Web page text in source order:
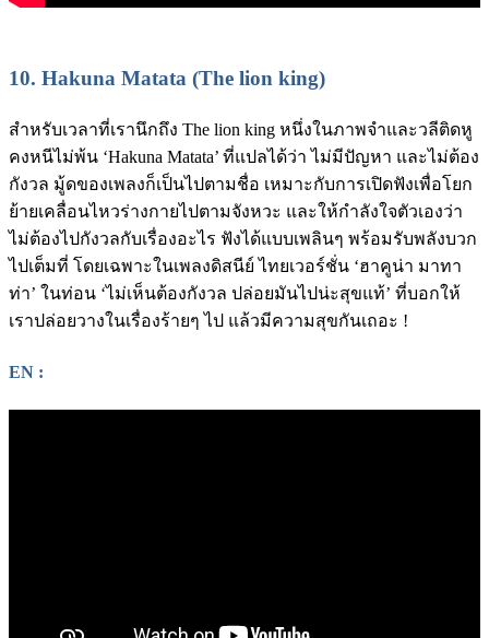
10. Hakuna Matata (The lion king)
สำหรับเวลาที่เรานึกถึง The lion king หนึ่งในภาพจำและวลีติดหู
คงหนีไม่พ้น ‘Hakuna Matata’ ที่แปลได้ว่า ไม่มีปัญหา และไม่ต้อง
กังวล มู้ดของเพลงก็เป็นไปตามชื่อ เหมาะกับการเปิดฟังเพื่อโยก
ย้ายเคลื่อนไหวร่างกายไปตามจังหวะ และให้กำลังใจตัวเองว่า
ไม่ต้องไปกังวลกับเรื่องอะไร ฟังได้แบบเพลินๆ พร้อมรับพลังบวก
ไปเต็มที่ โดยเฉพาะในเพลงดิสนีย์ ไทยเวอร์ชั่น ‘ฮาคูน่า มาทา
ท่า’ ในท่อน ‘ไม่เห็นต้องกังวล ปล่อยมันไปน่ะสุขแท้’ ที่บอกให้
เราปล่อยวางในเรื่องร้ายๆ ไป แล้วมีความสุขกันเถอะ !
EN :